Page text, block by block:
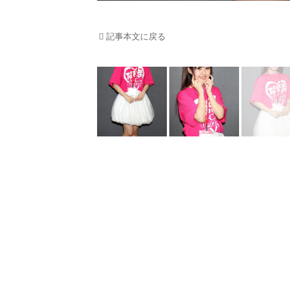
記事本文に戻る